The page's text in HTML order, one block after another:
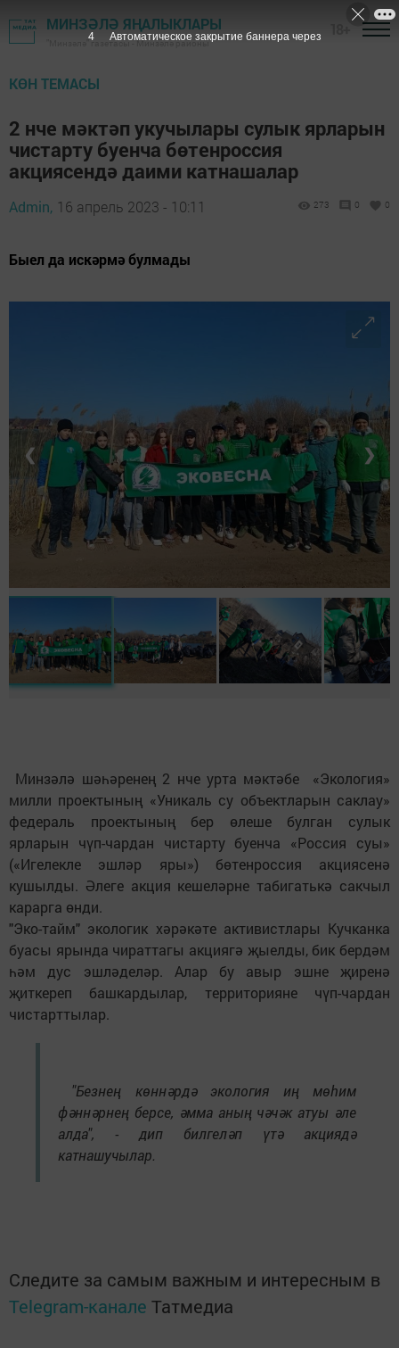
МИНЗӘЛӘ ЯҢАЛЫКЛАРЫ
"Минзәлә" газетасы - Минзәлә районы
КӨН ТЕМАСЫ
2 нче мәктәп укучылары сулык ярларын
чистарту буенча бөтенроссия
акциясендә даими катнашалар
Admin, 16 апрель 2023 - 10:11 273 0 0
Быел да искәрмә булмады
❮ ❯
Минзәлә шәһәренең 2 нче урта мәктәбе «Экология»
милли проектының «Уникаль су объектларын саклау»
федераль проектының бер өлеше булган сулык
ярларын чүп-чардан чистарту буенча «Россия суы»
(«Игелекле эшләр яры») бөтенроссия акциясенә
кушылды. Әлеге акция кешеләрне табигатькә сакчыл
карарга өнди.
"Эко-тайм" экологик хәрәкәте активистлары Кучканка
буасы ярында чираттагы акциягә җыелды, бик бердәм
һәм дус эшләделәр. Алар бу авыр эшне җиренә
җиткереп башкардылар, территорияне чүп-чардан
чистарттылар.
"Безнең көннәрдә экология иң мөһим
фәннәрнең берсе, әмма аның чәчәк атуы әле
алда", - дип билгеләп үтә акциядә
катнашучылар.
Следите за самым важным и интересным в
Telegram-канале Татмедиа
3 Автоматическое закрытие баннера через